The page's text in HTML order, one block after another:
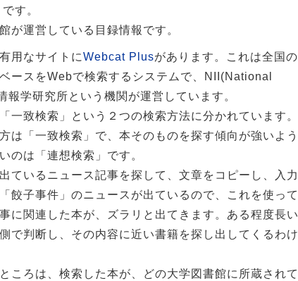
です。
運営している目録情報です。
用なサイトにWebcat Plusがあります。これは全国の
ースをWebで検索するシステムで、NII(National
学研究所という機関が運営しています。
致検索」という２つの検索方法に分かれています。
は「一致検索」で、本そのものを探す傾向が強いよう
のは「連想検索」です。
ているニュース記事を探して、文章をコピーし、入力
餃子事件」のニュースが出ているので、これを使って
に関連した本が、ズラリと出てきます。ある程度長い
で判断し、その内容に近い書籍を探し出してくるわけ
ころは、検索した本が、どの大学図書館に所蔵されて